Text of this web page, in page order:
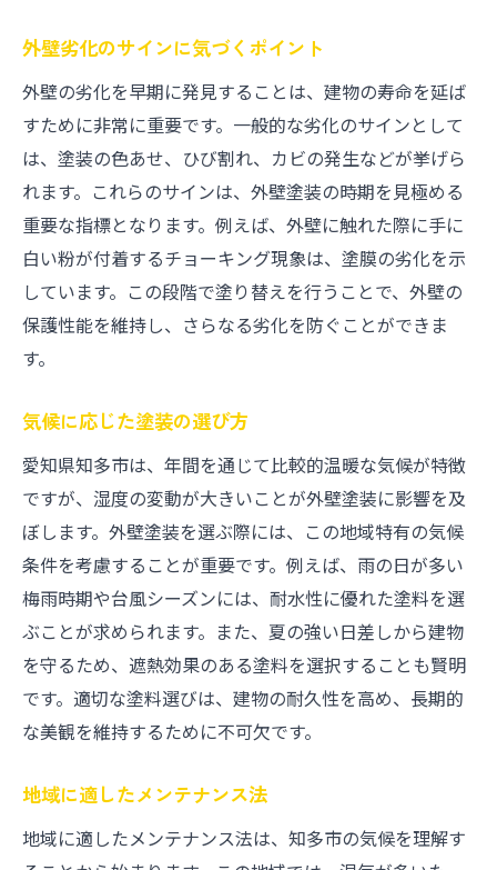
外壁塗装の周期を守って長持ちする家を実現
塗装周期を守るメリット
定期的な塗装がもたらす効果
長持ちする家を維持するための秘訣
塗装スケジュールの立て方
地域特有の外壁問題解決法
塗装周期の見直し時期
知多市の外壁塗装最新情報住まいを美しく保つ
地域に適した外壁の色選び
住まいを美しく保つための塗装技術
外壁塗装で住宅価値を高める方法
知多市での外壁塗装事例紹介
外壁劣化のサインに気づくポイント
外壁の劣化を早期に発見することは、建物の寿命を延ば
すために非常に重要です。一般的な劣化のサインとして
は、塗装の色あせ、ひび割れ、カビの発生などが挙げら
れます。これらのサインは、外壁塗装の時期を見極める
重要な指標となります。例えば、外壁に触れた際に手に
白い粉が付着するチョーキング現象は、塗膜の劣化を示
しています。この段階で塗り替えを行うことで、外壁の
保護性能を維持し、さらなる劣化を防ぐことができま
す。
気候に応じた塗装の選び方
愛知県知多市は、年間を通じて比較的温暖な気候が特徴
ですが、湿度の変動が大きいことが外壁塗装に影響を及
ぼします。外壁塗装を選ぶ際には、この地域特有の気候
条件を考慮することが重要です。例えば、雨の日が多い
梅雨時期や台風シーズンには、耐水性に優れた塗料を選
ぶことが求められます。また、夏の強い日差しから建物
を守るため、遮熱効果のある塗料を選択することも賢明
です。適切な塗料選びは、建物の耐久性を高め、長期的
な美観を維持するために不可欠です。
地域に適したメンテナンス法
地域に適したメンテナンス法は、知多市の気候を理解す